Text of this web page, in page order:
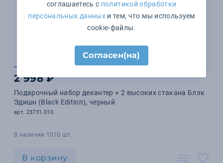
2 998 ₽
Подарочный набор декантер + 2 высоких стакана Блэк
Эдишн (Black Edition), черный
арт. 23731.010
В наличии 1010 шт.
В корзину
соглашаетесь с политикой обработки
персональных данныхи тем, что мы используем
cookie-файлы.
Согласен(на)